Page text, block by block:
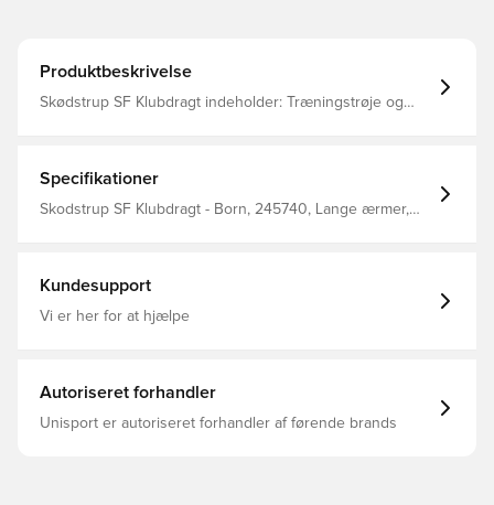
Produktbeskrivelse
Skødstrup SF Klubdragt indeholder: Træningstrøje og
Specifikationer
Skodstrup SF Klubdragt - Born, 245740, Lange ærmer,
Kundesupport
Vi er her for at hjælpe
Autoriseret forhandler
Unisport er autoriseret forhandler af førende brands